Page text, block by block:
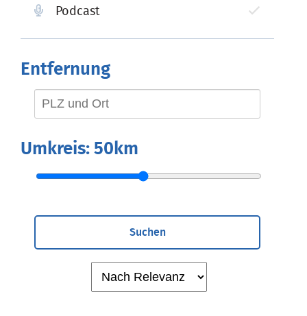
Podcast
Entfernung
Umkreis: 50km
Suchen